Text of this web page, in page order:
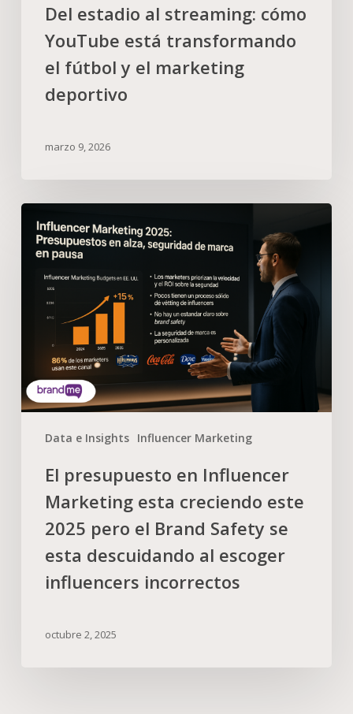
Del estadio al streaming: cómo
YouTube está transformando
el fútbol y el marketing
deportivo
marzo 9, 2026
Data e Insights Influencer Marketing
El presupuesto en Influencer
Marketing esta creciendo este
2025 pero el Brand Safety se
esta descuidando al escoger
influencers incorrectos
octubre 2, 2025